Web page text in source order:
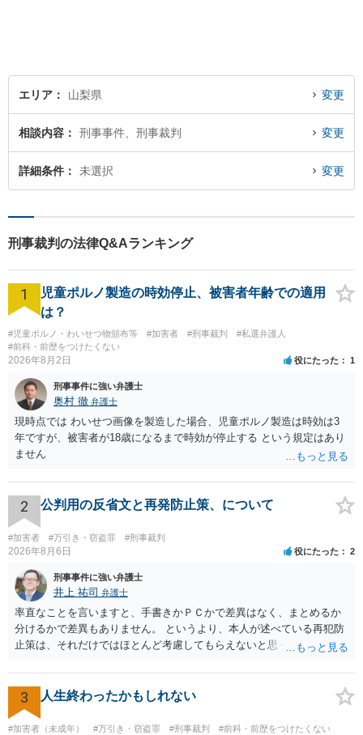
エリア 山梨県 変更
相談内容 刑事事件、刑事裁判 変更
詳細条件 未選択 変更
刑事裁判の法律Q&Aランキング
1
児童ポルノ製造の時効停止、被害者年齢での適用
は？
#児童ポルノ・わいせつ物頒布等 #加害者 #刑事裁判
#私選弁護人
#前科・前歴をつけたくない
2026年8月2日 役にたった 1
刑事事件に強い弁護士
奥村 徹 弁護士
現時点では わいせつ画像を製造した場合、児童ポルノ製造は時効は3
年ですが、被害者が18歳になるまで時効が停止する という規定はあり
ません
2 公判用の反省文と再発防止策、について
#加害者 #万引き・窃盗罪 #刑事裁判
2026年8月6日 役にたった 2
刑事事件に強い弁護士
井上 祐司 弁護士
率直なことを言いますと、手書きかＰＣかで差異はなく、まとめるか
分けるかで差異もありません。 というより、本人が述べている再犯防
止策は、それだけではほとんど考慮してもらえないと思った方が良い
やカウンセリング・治療の内容 ・利用している再犯防止策（例えば保
護観察所と連携した職業支援の内容や具体的な就労・監督状況） ・監
督者の証言 など、証拠で担保された客観性と実現可能性があるもので
なければあまり意味がありません。 もともと執行猶予が狙える事案で
3 人生終わったかもしれない
#加害者（未成年） #万引き・窃盗罪 #刑事裁判 #前科・前歴をつけたくない